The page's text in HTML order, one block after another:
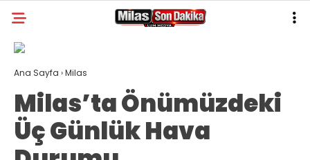
31.6
GALERİ
MILAS
MUĞLA’DAN
Ana Sayfa ›Milas
Milas’ta Önümüzdeki
Üç Günlük Hava